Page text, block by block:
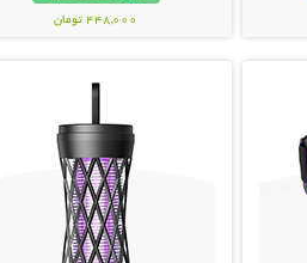
448,000 تومان